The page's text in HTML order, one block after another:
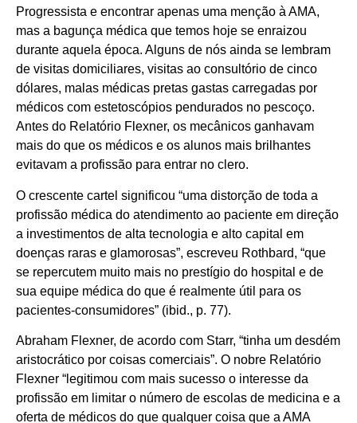
Progressista e encontrar apenas uma menção à AMA,
mas a bagunça médica que temos hoje se enraizou
durante aquela época. Alguns de nós ainda se lembram
de visitas domiciliares, visitas ao consultório de cinco
dólares, malas médicas pretas gastas carregadas por
médicos com estetoscópios pendurados no pescoço.
Antes do Relatório Flexner, os mecânicos ganhavam
mais do que os médicos e os alunos mais brilhantes
evitavam a profissão para entrar no clero.
O crescente cartel significou “uma distorção de toda a
profissão médica do atendimento ao paciente em direção
a investimentos de alta tecnologia e alto capital em
doenças raras e glamorosas”, escreveu Rothbard, “que
se repercutem muito mais no prestígio do hospital e de
sua equipe médica do que é realmente útil para os
pacientes-consumidores” (ibid., p. 77).
Abraham Flexner, de acordo com Starr, “tinha um desdém
aristocrático por coisas comerciais”. O nobre Relatório
Flexner “legitimou com mais sucesso o interesse da
profissão em limitar o número de escolas de medicina e a
oferta de médicos do que qualquer coisa que a AMA